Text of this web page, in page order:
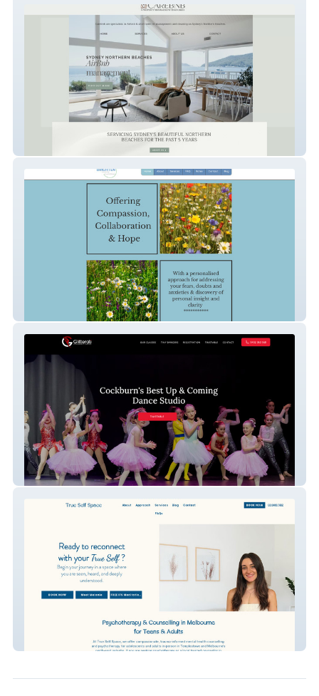
Brighten Counselling
Glitterati Performan
True Self Space